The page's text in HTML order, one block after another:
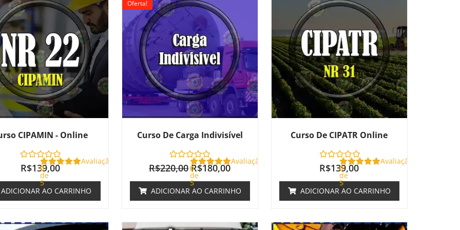
CIPAMIN - Online
Avaliação
0
de
5
R$139,00
ADICIONAR AO CARRINHO
Curso De Carga Indivisível
Avaliação
0
de
5
Oferta!
R$220,00
original
era:
R$220,00.
R$180,00
é:
R$180,00.
ADICIONAR AO CARRINHO
Curso De CIPATR Online
Avaliação
0
de
5
R$139,00
ADICIONAR AO CARRINHO